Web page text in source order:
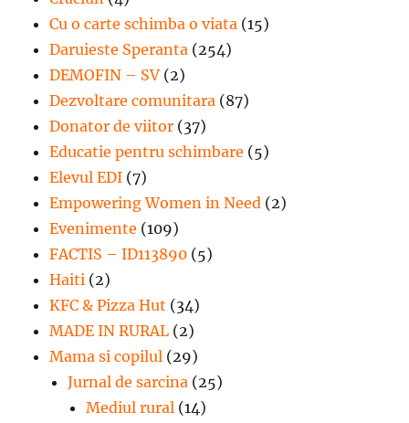
Cu o carte schimba o viata (15)
Daruieste Speranta (254)
DEMOFIN – SV (2)
Dezvoltare comunitara (87)
Donator de viitor (37)
Educatie pentru schimbare (5)
Elevul EDI (7)
Empowering Women in Need (2)
Evenimente (109)
FACTIS – ID113890 (5)
Haiti (2)
KFC & Pizza Hut (34)
MADE IN RURAL (2)
Mama si copilul (29)
Jurnal de sarcina (25)
Mediul rural (14)